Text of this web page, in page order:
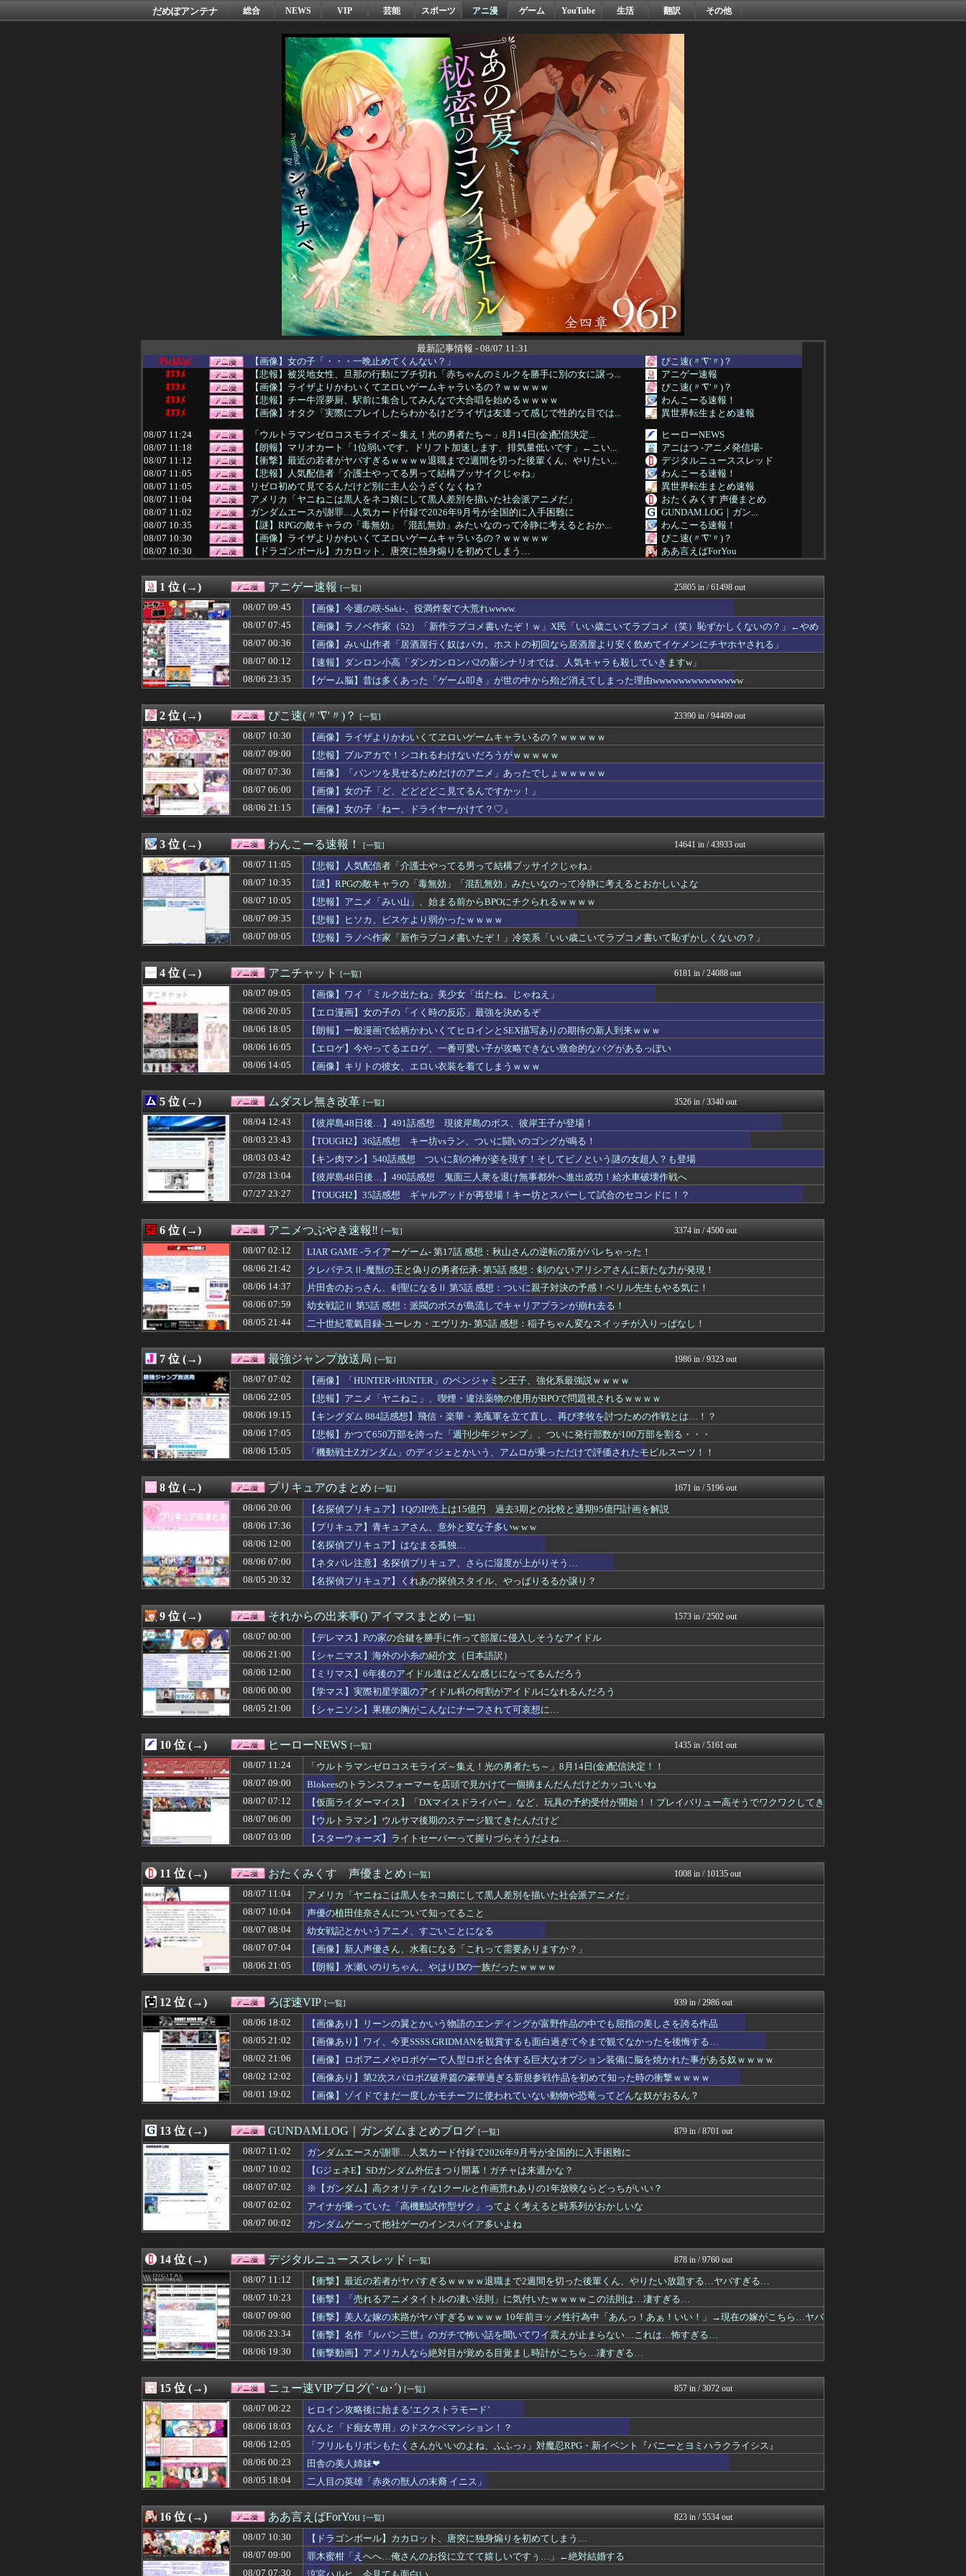
だめぽアンテナ 総合 NEWS VIP 芸能 スポーツ アニ漫 ゲーム YouTube 生活 翻訳 その他
最新記事情報 - 08/07 11:31
PickUp!
【画像】女の子「・・・一晩止めてくんない？」
ぴこ速(〃'∇'〃)？
ｵﾇﾇﾒ
【悲報】被災地女性、旦那の行動にブチ切れ「赤ちゃんのミルクを勝手に別の女に譲っ...
アニゲー速報
ｵﾇﾇﾒ
【画像】ライザよりかわいくてヱロいゲームキャラいるの？ｗｗｗｗｗ
ぴこ速(〃'∇'〃)？
ｵﾇﾇﾒ
【悲報】チー牛淫夢厨、駅前に集合してみんなで大合唱を始めるｗｗｗｗ
わんこーる速報！
ｵﾇﾇﾒ
【画像】オタク「実際にプレイしたらわかるけどライザは友達って感じで性的な目では...
異世界転生まとめ速報
08/07 11:24
「ウルトラマンゼロコスモライズ～集え！光の勇者たち～」8月14日(金)配信決定...
ヒーローNEWS
08/07 11:18
【朗報】マリオカート「1位弱いです、ドリフト加速します、排気量低いです」←こい...
アニはつ -アニメ発信場-
08/07 11:12
【衝撃】最近の若者がヤバすぎるｗｗｗｗ退職まで2週間を切った後輩くん、やりたい...
デジタルニューススレッド
08/07 11:05
【悲報】人気配信者「介護士やってる男って結構ブッサイクじゃね」
わんこーる速報！
08/07 11:05
リゼロ初めて見てるんだけど別に主人公うざくなくね？
異世界転生まとめ速報
08/07 11:04
アメリカ「ヤニねこは黒人をネコ娘にして黒人差別を描いた社会派アニメだ」
おたくみくす 声優まとめ
08/07 11:02
ガンダムエースが謝罪…人気カード付録で2026年9月号が全国的に入手困難に
GUNDAM.LOG｜ガン...
08/07 10:35
【謎】RPGの敵キャラの「毒無効」「混乱無効」みたいなのって冷静に考えるとおか...
わんこーる速報！
08/07 10:30
【画像】ライザよりかわいくてヱロいゲームキャラいるの？ｗｗｗｗｗ
ぴこ速(〃'∇'〃)？
08/07 10:30
【ドラゴンボール】カカロット、唐突に独身煽りを初めてしまう…
ああ言えばForYou
08/07 10:23
【衝撃】「売れるアニメタイトルの凄い法則」に気付いたｗｗｗｗこの法則は…凄すぎ...
デジタルニューススレッド
08/07 10:05
【悲報】アニメ「みい山」、始まる前からBPOにチクられるｗｗｗｗ
わんこーる速報！
08/07 10:04
声優の植田佳奈さんについて知ってること
08/07 10:02
【GジェネE】SDガンダム外伝まつり開幕！ガチャは来週かな？
GUNDAM.LOG｜ガン...
08/07 10:00
【ラブライブ！】声優との1体1イベントみんななに話すの？
コンテンツ・声優 | ラブ...
08/07 09:59
【画像】ネオジオン総裁「この暖かさをもった地球が人間さえ破壊するんだ（汗だく）...
ガンダムブログ（情報戦仕様...
08/07 09:48
こども部屋おじさんの日常、もうめちゃくちゃｗｗｗ
アニはつ -アニメ発信場-
08/07 09:45
【画像】今週の咲-Saki-、役満炸裂で大荒れwwww.
アニゲー速報
08/07 09:35
【画像】AI「写真の背景削除？ガンプラの箱追加しといてあげよ🤗」
ガンプラ ログ
08/07 09:29
【画像】めしぬま、キモくなってしまう
漫画まとめ速報
08/07 09:05
【画像】ワイ「ミルク出たね」美少女「出たね、じゃねえ」
アニチャット
08/07 09:05
【悲報】ラノベ作家「新作ラブコメ書いたぞ！」冷笑系「いい歳こいてラブコメ書いて...
08/07 09:00
【悲報】ブルアカで！シコれるわけないだろうがｗｗｗｗｗ
ぴこ速(〃'∇'〃)？
08/07 09:00
Blokeesのトランスフォーマーを店頭で見かけて一個摘まんだんだけどカッコい...
08/07 09:00
【衝撃】美人な嫁の末路がヤバすぎるｗｗｗｗ 10年前ヨッメ性行為中「あんっ！あ...
08/07 09:00
【画像】韓国人「え待って、何で日本の避難所って10年前と同レベルなの(ドン引き...
あぁ^～こころがぴょんぴょ...
08/07 09:00
罪木蜜柑「えへへ…俺さんのお役に立てて嬉しいですぅ…」←絶対結婚する
ああ言えばForYou
08/07 08:37
【画像】ソシャゲのロキシーがエッチすぎるwwwwwwwwwww
08/07 08:29
映画ちいかわ、興行収入50億突破
漫画まとめ速報
08/07 08:18
【ガンダム】ザクって一言でいっても色々バリエーションがあるよね
ガンダムブログ（情報戦仕様...
08/07 08:18
【朗報】ジョジョ3部のスタンド、ガチでヤバい奴が多すぎるｗｗｗ
08/07 08:09
【ガンプラ再販】RG「ストライクフリーダムガンダム ディアクティブモード」ほか...
fig速
08/07 08:05
【悲報】ショートスリーパー堀さん、対面で高須幹弥にブチギレるｗｗｗｗ
わんこーる速報！
08/07 08:05
【激走戦隊カーレンジャー】食玩SMP「VRVロボ」プラモデル【13時予約開始】
08/07 08:04
幼女戦記とかいうアニメ、すごいことになる
おたくみくす 声優まとめ
【機動戦士ガンダム】ROBOT魂「MS-06J 湿地帯戦用ザク ver. A....
fig速
08/07 08:01
【仮面ライダー鎧武】S.H.Figuarts「(真骨彫製法) 仮面ライダー斬月...
fig速
08/07 07:45
【画像】ラノベ作家（52）「新作ラブコメ書いたぞ！ｗ」X民「いい歳こいてラブコ...
アニゲー速報
08/07 07:35
【悲報】Z世代の倫理観、完全にぶっ壊れるｗｗｗｗ
わんこーる速報！
08/07 07:30
【画像】「パンツを見せるためだけのアニメ」あったでしょｗｗｗｗｗ
08/07 07:30
涼宮ハルヒ、今見ても面白い
ああ言えばForYou
08/07 07:29
【朗報】マクドナルド、今度のポケモンハッピーセットは転売対策バッチリ！！！
08/07 07:27
【悲報】なろう系のせいでアニメ後進国になったと言っても過言じゃない
08/07 07:12
【仮面ライダーマイス】「DXマイスドライバー」など、玩具の予約受付が開始！！プ...
ヒーローNEWS
08/07 07:04
【画像】新人声優さん、水着になる「これって需要ありますか？」
おたくみくす 声優まとめ
08/07 07:02
※【ガンダム】高クオリティな1クールと作画荒れありの1年放映ならどっちがいい？
08/07 07:00
【朗報】佐倉綾音さん、やはりデカかった・・・
ぐら速 -声優まとめ速報-
08/07 06:23
【COBRA】ストームコレクティブルズ「コブラ スペシャルエディション」アクシ...
fig速
08/07 06:18
【朗報】幽遊白書の戸愚呂弟さん、地獄で最も過酷な冥獄界を選ぶｗｗｗ
08/07 06:00
覇権漫画ワンピースの主人公モンキー・D・ルフィさん、変わり果てた姿で発見される...
ジャンプ速報
08/07 06:00
【ウルトラマン】ウルサマ後期のステージ観てきたんだけど
ヒーローNEWS
08/07 06:00
【画像】女の子「ど、どどどどこ見てるんですかッ！」
ぴこ速(〃'∇'〃)？
08/07 06:00
ストーリーをクリアした後が本番みたいなゲーム教えてくれ
ああ言えばForYou
08/07 06:00
【ラブライブ！】侑ちゃんもミアちゃん(14歳)に押し倒されるくらい弱いんだよね...
コンテンツ・声優 | ラブ...
【ラブライブ！】【画像】桜小路きな子ちゃんの尻【Liella!】
コンテンツ・声優 | ラブ...
08/07 03:12
【NEEDY GIRL OVERDOSE】システムサービス「超絶最かわてんしち...
08/07 03:03
【朗報】「誰からも好かれる主人公」の特徴、ガチで決まるｗｗｗｗ
アニはつ -アニメ発信場-
08/07 03:00
【ラブライブ！】BLｺｽﾞｶﾎ…？🐉【蓮ノ空】
08/07 03:00
【スターウォーズ】ライトセーバーって握りづらそうだよね…
ヒーローNEWS
08/07 02:12
LIAR GAME -ライアーゲーム- 第17話 感想：秋山さんの逆転の策がバ...
アニメつぶやき速報‼︎
08/07 02:03
【朗報】ワンピースのロロノア・ゾロさん、ペローナちゃんとフラグが立ちまくるｗｗ...
アニはつ -アニメ発信場-
08/07 02:02
アイナが乗っていた「高機動試作型ザク」ってよく考えると時系列がおかしいな
08/07 02:00
【ラブライブ！】予定立てるの苦手なので行き当たりばったりの旅行しかできません
コンテンツ・声優 | ラブ...
08/07 01:03
【朗報】ワンピースより面白い漫画、ガチでこの世に存在しないかもしれないｗｗｗ
アニはつ -アニメ発信場-
08/07 00:36
【画像】みい山作者「居酒屋行く奴はバカ。ホストの初回なら居酒屋より安く飲めてイ...
アニゲー速報
08/07 00:30
【動画】手術中に熊本地震が発生した瞬間の防犯カメラが公開される
08/07 00:29
ライザの公式AIゲーム、エッチすぎて始まる♥
08/07 00:22
ヒロイン攻略後に始まる‘エクストラモード’
ニュー速VIPブログ(`･...
08/07 00:12
【速報】ダンロン小高「ダンガンロンパ2の新シナリオでは、人気キャラも殺していき...
アニゲー速報
08/07 00:11
【画像】あの人気ポケモン、超エッチなフィギュアになるwww
異世界転生まとめ速報
08/07 00:07
【仮面ライダーマイス】「変身ベルト DXマイスドライバー」ほか【本日予約開始！...
fig速
08/07 00:03
【朗報】漫画家「アニメ化決定！？嬉しい！！」→「なんなんだよこれ…」←最初に思...
アニはつ -アニメ発信場-
08/07 00:03
【UFO戦士ダイアポロン】NEO ダイナマイトアクション「ダイアポロン アニメ...
fig速
08/07 00:00
【マーベル】ハルクって毎回似たような見た目じゃない？
ヒーローNEWS
08/07 00:00
【デレマス】Pの家の合鍵を勝手に作って部屋に侵入しそうなアイドル
08/06 23:59
【話題】日本で1番売れている雑誌、週刊少年ジャンプ紙版が100万部を下回り国内...
ポンポコにゅーす - 三日...
08/06 23:35
【ゲーム脳】昔は多くあった「ゲーム叩き」が世の中から殆ど消えてしまった理由ww...
08/06 23:34
【衝撃】名作『ルパン三世』のガチで怖い話を聞いてワイ震えが止まらない…これは…...
デジタルニューススレッド
『バンドリ！ ゆめ∞みた』8話感想 みゅーたいぷ解散の危機！？
08/06 23:30
【悲報】週刊少年ジャンプさん、最大発行部数653万部から急降下でついに100万...
08/06 23:29
クラピカ「エンペラータイムのせいで寿命を大幅に失ってしまったけどそれでちょうど...
漫画まとめ速報
08/06 23:05
【悲報】人気配信者「はっきり言う、ジャングリア沖縄ほんとーーーーーーーーにおも...
アニゲー速報
08/06 22:59
シャアってツインテール少女時代のハマーンは好みじゃなかったの？
ガンダムブログ（情報戦仕様...
08/06 22:59
【悲報】ワールドトリガーのストーリー、もう誰も覚えてない
漫画まとめ速報
08/06 22:57
『仮面ライダーマイス』制作発表会見で追加情報解禁 他、今週の備忘録（2026/...
08/06 22:35
【動画】ゲーフリ新作、とんでもない手抜きをしてしまうwwwww
08/06 22:29
謎の勢力「みい山のアニメ化反対！不謹慎！」アニメ会社「もちづきさんアニメ化！」...
漫画まとめ速報
08/06 22:24
【ROBOT魂】88,000のミーティアが二次も即完売なの大人気すぎる…
08/06 22:05
【悲報】アニメ「ヤニねこ」、喫煙・違法薬物の使用がBPOで問題視されるｗｗｗｗ
08/06 22:05
【悲報】ワンダンス作者「手書きでダンスアニメ描いてみました」←アニメの当てつけ...
アニゲー速報
08/06 22:02
※「オッゴ（シャア）」vs「アレックス（クリス）」はどっちが勝つと思う？
GUNDAM.LOG｜ガン...
08/06 21:35
【ウマ娘】新人女性声優さん、いきなり水着姿をXで披露ｗｗｗｗ
ぐら速 -声優まとめ速報-
08/06 21:26
【MARVEL Tōkon: Fighting Souls】デッドプールキャラ...
ヒーローNEWS
08/06 21:21
【超朗報】Amazonで「GANTZ」が全巻100円ｗｗｗｗｗｗｗｗｗｗ
08/06 21:15
【画像】女の子「ねー、ドライヤーかけて？♡」
08/06 21:11
【画像】パンツが見れる最新アニメwwwwwwwwwww
異世界転生まとめ速報
08/06 21:05
【朗報】水瀬いのりちゃん、やはりDの一族だったｗｗｗｗ
おたくみくす 声優まとめ
08/06 21:02
【Gジェネエターナル】最強の支援機と言えば？
08/06 21:00
一番面白いギャグ漫画ってなんなの？
ああ言えばForYou
08/06 21:00
【シャニマス】海外の小糸の紹介文（日本語訳）
それからの出来事() アイ...
08/06 20:59
【SEED】フォビドゥンガンダム「ビーム弾きます、ビーム曲げられます、空飛びま...
ガンダムブログ（情報戦仕様...
08/06 20:05
【エロ漫画】女の子の「イく時の反応」最強を決めるぞ
アニチャット
08/06 20:02
【ガンダムSEED】ゲイツってクルーゼも乗ってるのにあんまり活躍したイメージが...
08/06 20:00
【名探偵プリキュア】1QのIP売上は15億円 過去3期との比較と通期95億円計...
08/06 20:00
「強いおっさんキャラ（年齢40～50代）」はよくいるけど「強いおばさん」はいな...
ああ言えばForYou
08/06 19:50
【画像】リズム天国でシコったｗｗｗｗｗ
08/06 19:47
【悲報】なろう作家もどきぼく、現実に打ちのめされる…
【悲報】声優の大西沙織さん、意外と代表作が無いｗｗｗｗ
08/06 19:30
【衝撃動画】アメリカ人なら絶対目が覚める目覚まし時計がこちら…凄すぎる…
デジタルニューススレッド
08/06 19:15
【キングダム 884話感想】飛信・楽華・羌瘣軍を立て直し、再び李牧を討つための...
最強ジャンプ放送局
08/06 18:52
【衝撃】「Z世代」とんでもない事が判明ｗｗｗｗ「Z世代」がここまで酷すぎる理由...
デジタルニューススレッド
08/06 18:17
【疑問】謎の勢力「本当に幸せな人は人を煽らない」←これ
異世界転生まとめ速報
08/06 18:13
【驚愕】『料理アニメ』『グルメアニメ』の凄い事に気付いたｗｗｗｗ『グルメアニメ...
デジタルニューススレッド
08/06 18:06
【画像】ジオン兵「キャノン担いだデブ？近接は無理だろ（笑）」→
ガンダムブログ（情報戦仕様...
08/06 18:05
【朗報】一般漫画で絵柄かわいくてヒロインとSEX描写ありの期待の新人到来ｗｗｗ
アニチャット
08/06 18:04
マガジンで100万部も売れてるのに全くアニメ化されないこのお漫画📖🥺
おたくみくす 声優まとめ
08/06 18:03
なんと「ド痴女専用」のドスケベマンション！？
ニュー速VIPブログ(`･...
08/06 18:02
【画像あり】リーンの翼とかいう物語のエンディングが富野作品の中でも屈指の美しさ...
ろぼ速VIP
08/06 17:36
【プリキュア】青キュアさん、意外と変な子多いw w w
プリキュアのまとめ
08/06 17:30
【画像】フリーレンって絶対に性欲強いよなｗｗｗｗｗ
ぴこ速(〃'∇'〃)？
08/06 17:05
【悲報】かつて650万部を誇った「週刊少年ジャンプ」、ついに発行部数が100万...
08/06 17:04
シャニマスのアニメ、なぜか作られない
08/06 16:46
【画像】オタク「実際にプレイしたらわかるけどライザは友達って感じで性的な目では...
異世界転生まとめ速報
08/06 16:27
【衝撃】年収300万で結婚、とんでもない事が判明するｗｗｗｗ年収300万で結婚...
デジタルニューススレッド
08/06 16:05
【エロゲ】今やってるエロゲ、一番可愛い子が攻略できない致命的なバグがあるっぽい
【悲報】頂き女子に人生を狂わされたおじさんが復讐にすべてを捧げるヱロゲが発売ｗ...
08/06 15:05
「機動戦士Ζガンダム」のディジェとかいう、アムロが乗っただけで評価されたモビル...
最強ジャンプ放送局
08/06 14:37
片田舎のおっさん、剣聖になるⅡ 第5話 感想：ついに親子対決の予感！ベリル先生...
アニメつぶやき速報‼︎
08/06 14:05
【画像】この沐浴着エルフ玄関に飾ろうと思うんやが
2次元に捉われない
08/06 14:05
【画像】キリトの彼女、エロい衣装を着てしまうｗｗｗ
アニチャット
08/06 13:58
【ガンダム0083】バニングってスパロボだと普通に生きてるよね？
ガンダムブログ（情報戦仕様...
08/06 12:59
【ガンプラ】PGU νガンダム、4割引きの店舗が現れる…安いけど置く場所が…
ガンプラ ログ
08/06 12:18
【V作戦】ジオン視点のこいつ等って普通に怖すぎると思う…
ガンダムブログ（情報戦仕様...
08/06 12:07
【悲報】ハンターハンター連載再開の様子、全くないｗｗｗｗｗｗｗｗｗｗｗｗｗ
げーあにびより｜ゲームやア...
08/06 12:05
【朗報】グリッドマンの宝多六花さんの最新エッチフィギュア、ガチでダイエット大成...
アニチャット
08/06 12:05
「フリルもリボンもたくさんがいいのよね、ふふっ♪」対魔忍RPG・新イベント『バ...
08/06 12:02
【こち亀】両津「おじいちゃんにこち亀初版本読ませてもらってねー。内容は全く変わ...
最強ジャンプ放送局
08/06 12:00
【ミリマス】6年後のアイドル達はどんな感じになってるんだろう それからの出来事() アイ...
1 位 (→) アニゲー速報 [一覧] 25805 in / 61498 out
08/07 09:45
【画像】今週の咲-Saki-、役満炸裂で大荒れwwww.
08/07 07:45
【画像】ラノベ作家（52）「新作ラブコメ書いたぞ！ｗ」X民「いい歳こいてラブコメ（笑）恥ずかしくないの？」←やめ
たれｗと話題に
08/07 00:36
【画像】みい山作者「居酒屋行く奴はバカ。ホストの初回なら居酒屋より安く飲めてイケメンにチヤホヤされる」
08/07 00:12
【速報】ダンロン小高「ダンガンロンパ2の新シナリオでは、人気キャラも殺していきますw」
08/06 23:35
【ゲーム脳】昔は多くあった「ゲーム叩き」が世の中から殆ど消えてしまった理由wwwwwwwwwwwwww
2 位 (→) ぴこ速(〃'∇'〃)？ [一覧] 23390 in / 94409 out
08/07 10:30
【画像】ライザよりかわいくてヱロいゲームキャラいるの？ｗｗｗｗｗ
08/07 09:00
【悲報】ブルアカで！シコれるわけないだろうがｗｗｗｗｗ
08/07 07:30
【画像】「パンツを見せるためだけのアニメ」あったでしょｗｗｗｗｗ
08/07 06:00
【画像】女の子「ど、どどどどこ見てるんですかッ！」
08/06 21:15
【画像】女の子「ねー、ドライヤーかけて？♡」
3 位 (→) わんこーる速報！ [一覧] 14641 in / 43933 out
08/07 11:05
【悲報】人気配信者「介護士やってる男って結構ブッサイクじゃね」
08/07 10:35
【謎】RPGの敵キャラの「毒無効」「混乱無効」みたいなのって冷静に考えるとおかしいよな
08/07 10:05
【悲報】アニメ「みい山」、始まる前からBPOにチクられるｗｗｗｗ
08/07 09:35
【悲報】ヒソカ、ビスケより弱かったｗｗｗｗ
08/07 09:05
【悲報】ラノベ作家「新作ラブコメ書いたぞ！」冷笑系「いい歳こいてラブコメ書いて恥ずかしくないの？」
4 位 (→) アニチャット [一覧] 6181 in / 24088 out
08/07 09:05
【画像】ワイ「ミルク出たね」美少女「出たね、じゃねえ」
08/06 20:05
【エロ漫画】女の子の「イく時の反応」最強を決めるぞ
08/06 18:05
【朗報】一般漫画で絵柄かわいくてヒロインとSEX描写ありの期待の新人到来ｗｗｗ
08/06 16:05
【エロゲ】今やってるエロゲ、一番可愛い子が攻略できない致命的なバグがあるっぽい
08/06 14:05
【画像】キリトの彼女、エロい衣装を着てしまうｗｗｗ
5 位 (→) ムダスレ無き改革 [一覧] 3526 in / 3340 out
08/04 12:43
【彼岸島48日後…】491話感想 現彼岸島のボス、彼岸王子が登場！
08/03 23:43
【TOUGH2】36話感想 キー坊vsラン、ついに闘いのゴングが鳴る！
08/03 03:42
【キン肉マン】540話感想 ついに刻の神が姿を現す！そしてピノという謎の女超人？も登場
07/28 13:04
【彼岸島48日後…】490話感想 鬼面三人衆を退け無事都外へ進出成功！給水車破壊作戦へ
07/27 23:27
【TOUGH2】35話感想 ギャルアッドが再登場！キー坊とスパーして試合のセコンドに！？
6 位 (→) アニメつぶやき速報‼︎ [一覧] 3374 in / 4500 out
08/07 02:12
LIAR GAME -ライアーゲーム- 第17話 感想：秋山さんの逆転の策がバレちゃった！
08/06 21:42
クレバテスⅡ-魔獣の王と偽りの勇者伝承- 第5話 感想：剣のないアリシアさんに新たな力が発現！
08/06 14:37
片田舎のおっさん、剣聖になるⅡ 第5話 感想：ついに親子対決の予感！ベリル先生もやる気に！
08/06 07:59
幼女戦記Ⅱ 第5話 感想：派閥のボスが島流しでキャリアプランが崩れ去る！
08/05 21:44
二十世紀電氣目録-ユーレカ・エヴリカ- 第5話 感想：稲子ちゃん変なスイッチが入りっぱなし！
7 位 (→) 最強ジャンプ放送局 [一覧] 1986 in / 9323 out
08/07 07:02
【画像】「HUNTER×HUNTER」のベンジャミン王子、強化系最強説ｗｗｗｗ
08/06 22:05
【悲報】アニメ「ヤニねこ」、喫煙・違法薬物の使用がBPOで問題視されるｗｗｗｗ
08/06 19:15
【キングダム 884話感想】飛信・楽華・羌瘣軍を立て直し、再び李牧を討つための作戦とは…！？
08/06 17:05
【悲報】かつて650万部を誇った「週刊少年ジャンプ」、ついに発行部数が100万部を割る・・・
08/06 15:05
「機動戦士Ζガンダム」のディジェとかいう、アムロが乗っただけで評価されたモビルスーツ！！
8 位 (→) プリキュアのまとめ [一覧] 1671 in / 5196 out
08/06 20:00
【名探偵プリキュア】1QのIP売上は15億円 過去3期との比較と通期95億円計画を解説
08/06 17:36
【プリキュア】青キュアさん、意外と変な子多いw w w
08/06 12:00
【名探偵プリキュア】はなまる孤独…
08/06 07:00
【ネタバレ注意】名探偵プリキュア、さらに湿度が上がりそう…
08/05 20:32
【名探偵プリキュア】くれあの探偵スタイル、やっぱりるるか譲り？
9 位 (→) それからの出来事() アイマスまとめ [一覧] 1573 in / 2502 out
08/07 00:00
【デレマス】Pの家の合鍵を勝手に作って部屋に侵入しそうなアイドル
08/06 21:00
【シャニマス】海外の小糸の紹介文（日本語訳）
08/06 12:00
【ミリマス】6年後のアイドル達はどんな感じになってるんだろう
08/06 00:00
【学マス】実際初星学園のアイドル科の何割がアイドルになれるんだろう
08/05 21:00
【シャニソン】果穂の胸がこんなにナーフされて可哀想に…
10 位 (→) ヒーローNEWS [一覧] 1435 in / 5161 out
08/07 11:24
「ウルトラマンゼロコスモライズ～集え！光の勇者たち～」8月14日(金)配信決定！！
08/07 09:00
Blokeesのトランスフォーマーを店頭で見かけて一個摘まんだんだけどカッコいいね
08/07 07:12
【仮面ライダーマイス】「DXマイスドライバー」など、玩具の予約受付が開始！！プレイバリュー高そうでワクワクしてき
た
08/07 06:00
【ウルトラマン】ウルサマ後期のステージ観てきたんだけど
08/07 03:00
【スターウォーズ】ライトセーバーって握りづらそうだよね…
11 位 (→) おたくみくす 声優まとめ [一覧] 1008 in / 10135 out
08/07 11:04
アメリカ「ヤニねこは黒人をネコ娘にして黒人差別を描いた社会派アニメだ」
08/07 10:04
声優の植田佳奈さんについて知ってること
08/07 08:04
幼女戦記とかいうアニメ、すごいことになる
08/07 07:04
【画像】新人声優さん、水着になる「これって需要ありますか？」
08/06 21:05
【朗報】水瀬いのりちゃん、やはりDの一族だったｗｗｗｗ
12 位 (→) ろぼ速VIP [一覧] 939 in / 2986 out
08/06 18:02
【画像あり】リーンの翼とかいう物語のエンディングが富野作品の中でも屈指の美しさを誇る作品
08/05 21:02
【画像あり】ワイ、今更SSSS.GRIDMANを観賞するも面白過ぎて今まで観てなかったを後悔する…
08/02 21:06
【画像】ロボアニメやロボゲーで人型ロボと合体する巨大なオプション装備に脳を焼かれた事がある奴ｗｗｗｗ
08/02 12:02
【画像あり】第2次スパロボZ破界篇の豪華過ぎる新規参戦作品を初めて知った時の衝撃ｗｗｗｗ
08/01 19:02
【画像】ゾイドでまだ一度しかモチーフに使われていない動物や恐竜ってどんな奴がおるん？
13 位 (→) GUNDAM.LOG｜ガンダムまとめブログ [一覧] 879 in / 8701 out
08/07 11:02
ガンダムエースが謝罪…人気カード付録で2026年9月号が全国的に入手困難に
08/07 10:02
【GジェネE】SDガンダム外伝まつり開幕！ガチャは来週かな？
08/07 07:02
※【ガンダム】高クオリティな1クールと作画荒れありの1年放映ならどっちがいい？
08/07 02:02
アイナが乗っていた「高機動試作型ザク」ってよく考えると時系列がおかしいな
08/07 00:02
ガンダムゲーって他社ゲーのインスパイア多いよね
14 位 (→) デジタルニューススレッド [一覧] 878 in / 9760 out
08/07 11:12
【衝撃】最近の若者がヤバすぎるｗｗｗｗ退職まで2週間を切った後輩くん、やりたい放題する…ヤバすぎる…
08/07 10:23
【衝撃】「売れるアニメタイトルの凄い法則」に気付いたｗｗｗｗこの法則は…凄すぎる…
08/07 09:00
【衝撃】美人な嫁の末路がヤバすぎるｗｗｗｗ 10年前ヨッメ性行為中「あんっ！あぁ！いい！」→現在の嫁がこちら…ヤバ
すぎる…
08/06 23:34
【衝撃】名作『ルパン三世』のガチで怖い話を聞いてワイ震えが止まらない…これは…怖すぎる…
08/06 19:30
【衝撃動画】アメリカ人なら絶対目が覚める目覚まし時計がこちら…凄すぎる…
15 位 (→) ニュー速VIPブログ(`･ω･´) [一覧] 857 in / 3072 out
08/07 00:22
ヒロイン攻略後に始まる‘エクストラモード’
08/06 18:03
なんと「ド痴女専用」のドスケベマンション！？
08/06 12:05
「フリルもリボンもたくさんがいいのよね、ふふっ♪」対魔忍RPG・新イベント『バニーとヨミハラクライシス』
08/06 00:23
田舎の美人姉妹❤
08/05 18:04
二人目の英雄「赤炎の獣人の末裔 イニス」
16 位 (→) ああ言えばForYou [一覧] 823 in / 5534 out
08/07 10:30
【ドラゴンボール】カカロット、唐突に独身煽りを初めてしまう…
08/07 09:00
罪木蜜柑「えへへ…俺さんのお役に立てて嬉しいですぅ…」←絶対結婚する
08/07 07:30